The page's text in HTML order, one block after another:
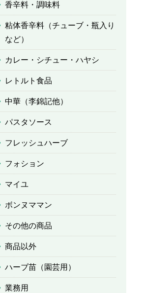
香辛料・調味料
粘体香辛料（チューブ・瓶入り
など）
カレー・シチュー・ハヤシ
レトルト食品
中華（李錦記他）
パスタソース
フレッシュハーブ
フォション
マイユ
ボンヌママン
その他の商品
商品以外
ハーブ苗（園芸用）
業務用